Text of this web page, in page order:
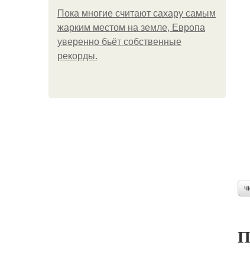
Пока многие считают сахару самым
жарким местом на земле, Европа
уверенно бьёт собственные
рекорды.